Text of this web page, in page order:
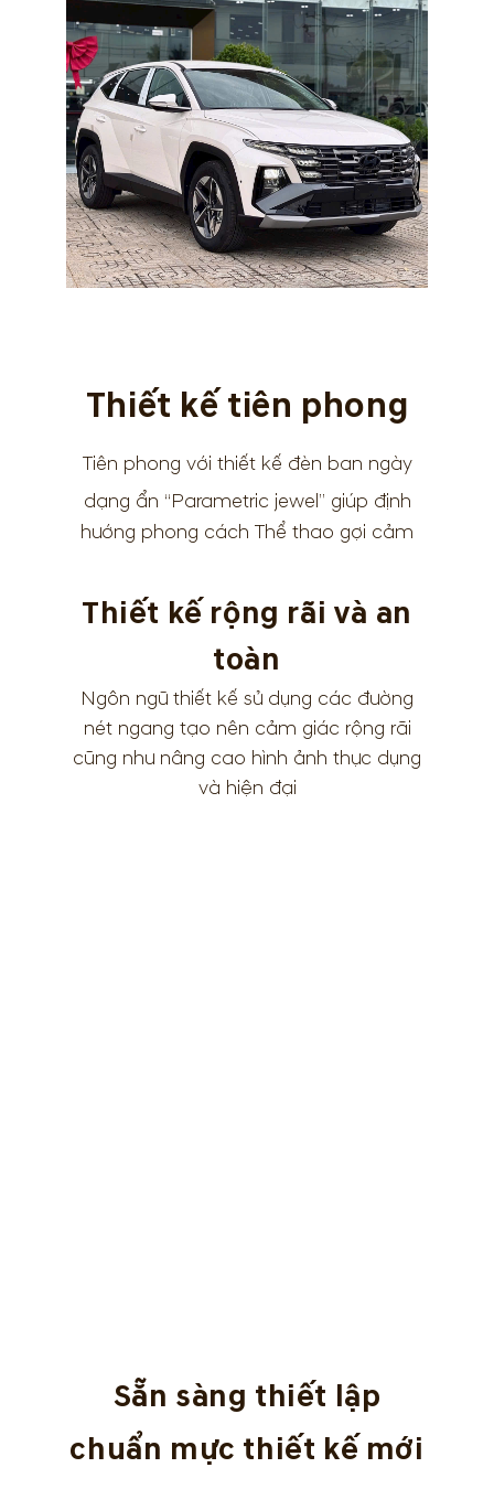
Thiết kế tiên phong
Tiên phong với thiết kế đèn ban ngày
dạng ẩn “Parametric jewel” giúp định
hướng phong cách Thể thao gợi cảm
Thiết kế rộng rãi và an
toàn
Ngôn ngữ thiết kế sử dụng các đường
nét ngang tạo nên cảm giác rộng rãi
cũng như nâng cao hình ảnh thực dụng
và hiện đại
Sẵn sàng thiết lập
chuẩn mực thiết kế mới